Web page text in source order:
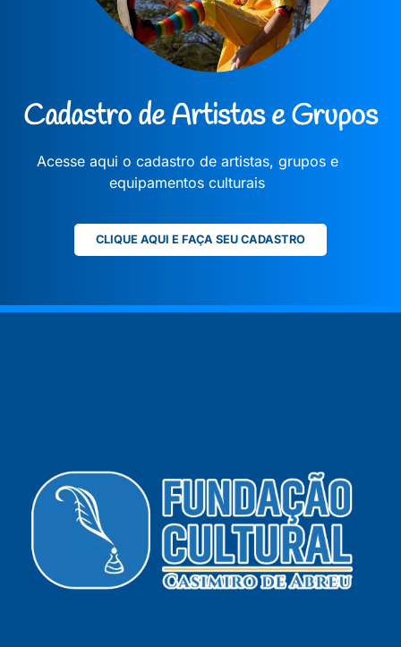
Cadastro de Artistas e Grupos
Acesse aqui o cadastro de artistas, grupos e
equipamentos culturais
CLIQUE AQUI E FAÇA SEU CADASTRO